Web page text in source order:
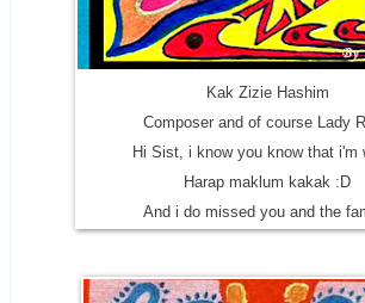
Kak Zizie Hashim
Composer and of course Lady
Hi Sist, i know you know that i'm
Harap maklum kakak :D
And i do missed you and the